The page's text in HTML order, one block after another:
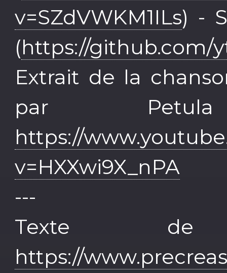
v=SZdVWKM1ILs) -
(https://github.com/
Extrait de la
par
https://
v=HXXwi9X_nPA
---
Texte
https://